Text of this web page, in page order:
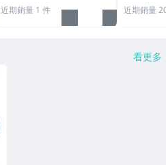
近期銷量 1 件 近期銷量
看更多